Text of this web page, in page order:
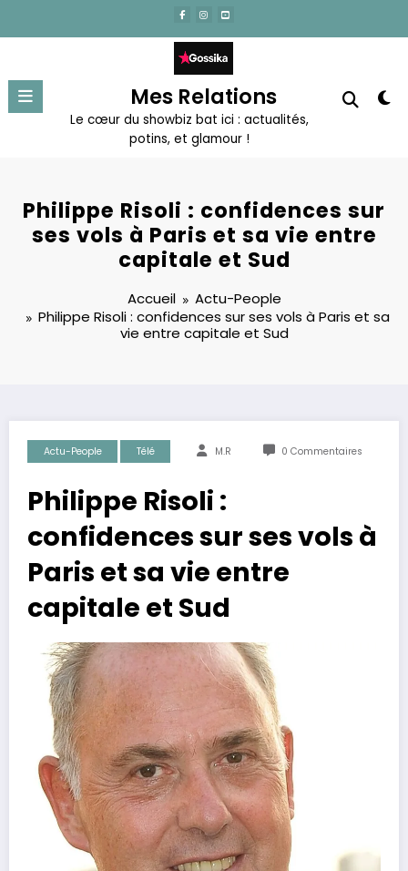
contenu
Mes Relations
Le cœur du showbiz bat ici : actualités,
potins, et glamour !
Philippe Risoli : confidences sur
ses vols à Paris et sa vie entre
capitale et Sud
Accueil
Actu-People
Philippe Risoli : confidences sur ses vols à Paris et sa
vie entre capitale et Sud
Actu-People Télé M.R 0 Commentaires
Philippe Risoli :
confidences sur ses vols à
Paris et sa vie entre
capitale et Sud